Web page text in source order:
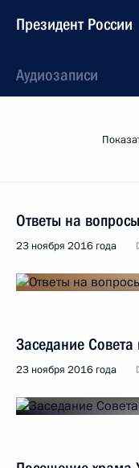
Президент России
Аудиозаписи
Ответы на
23 ноября 2016 года
Заседание
23 ноября 2016 года